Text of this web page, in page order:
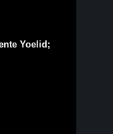
Yoelid;